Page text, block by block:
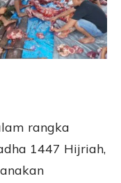
rangka
1447 Hijriah,